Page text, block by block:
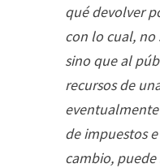
qué devolver
con lo cual, no
sino que al
recursos de
de impuestos
cambio,